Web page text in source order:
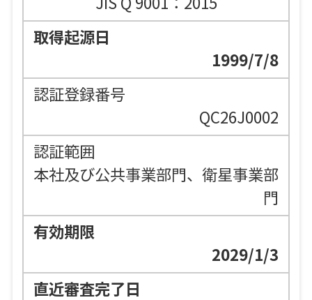
1999/7/8
QC26J0002
本社及び公共事業部門、衛星事業部
門
2029/1/3